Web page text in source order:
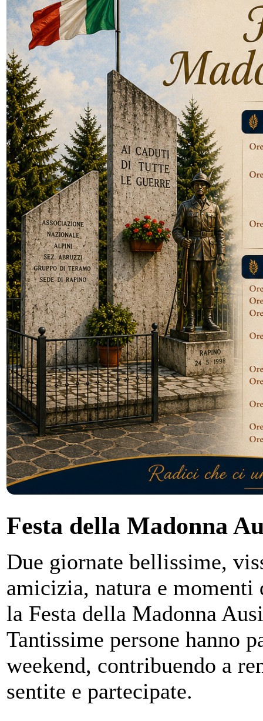
Festa della Madonna
Due giornate bellissime,
amicizia, natura e momenti
la Festa della Madonna
Tantissime persone hanno
weekend, contribuendo a
sentite e partecipate.